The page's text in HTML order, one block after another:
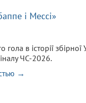
і Мессі»
гола в історії
ЧС-2026.
→